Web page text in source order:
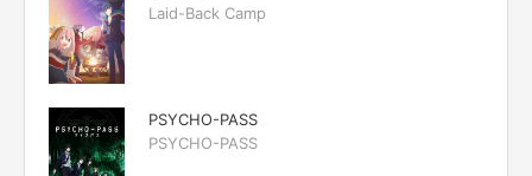
Laid-Back Camp
PSYCHO-PASS
PSYCHO-PASS